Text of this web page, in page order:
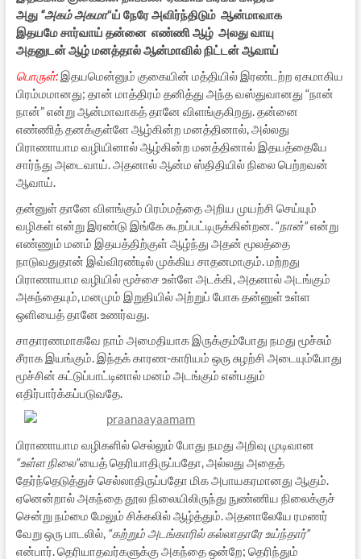
அது “அகம் அகமா“ய் நேரே அவிர்ந்திடும் ஆன்மாவாக
இதயமே சார்வாய் தன்னை எண்ணி ஆழ் அலது வாயு
அதனுடன் ஆழ் மனத்தால் ஆன்மாவில் நிட்டன் ஆவாய்
பொருள்:இதயமென்னும் குகையின் மத்தியில் இரண்டற்ற ஏகமாகிய
பிரம்மமானது; தான் மாத்திரம் தனித்து அந்த வஸ்துவானது “நான்
நான்” என்று ஆன்மாவாகத் தானே விளங்குகிறது. தன்னை
எண்ணித் தனக்குள்ளே ஆழ்கின்ற மனத்தினால், அல்லது
பிராணாயாம வழியினால் ஆழ்கின்ற மனத்தினால் இதயத்தையே
சார்ந்து அடைவாய். அதனால் ஆன்ம ஸ்திதியில் நிலை பெற்றவன்
ஆவாய்.
தன்னுள் தானே விளங்கும் பிரம்மத்தை அறிய முயற்சி செய்யும்
வழிகள் என்று இரண்டு இங்கே கூறப்பட்டிருக்கின்றன. “நான்”என்று
எண்ணும் மனம் இதயத்திற்குள் ஆழ்ந்து அதன் மூலத்தை
நாடுவதுதான் இவ்விரண்டில் முக்கிய சாதனமாகும். மற்றது
பிராணாயாம வழியில் மூச்சை உள்ளே அடக்கி, அதனால் அடங்கும்
அகந்தையும், மனமும் இறுதியில் அற்றுப் போக தன்னுள் உள்ள
ஒளியைத் தானே உணர்வது.
சாதாரணமாகவே நாம் அமைதியாக இருக்கும்போது நமது மூச்சும்
சீராக இயங்கும். இந்தக் காரண-காரியம் ஒரு சுழற்சி அடையும்போது
மூச்சின் கட்டுப்பாட்டினால் மனம் அடங்கும் என்பதும்
எதிர்பார்க்கப்படுவதே.
பிராணாயாம வழிகளில் செல்லும் போது நமது அறிவு முடிவான
“உள்ள நிலை”யைத் தெரியாதிருப்பதோ, அல்லது அதைத்
தேர்ந்தெடுத்துச் செல்லாதிருப்பதோ மிக அபாயகரமானது ஆகும்.
ஏனென்றால் அகந்தை தூல நிலையிலிருந்து நுண்ணிய நிலைக்குச்
சென்று நம்மை மேலும் சிக்கலில் ஆழ்த்தும். அதனாலேயே ரமணர்
வேறு ஒரு பாடலில்,“கற்றும் அடங்காரில் கல்லாதாரே உய்ந்தார்”
என்பார். தெரியாதவர்களுக்கு அகந்தை ஒன்றே; தெரிந்தும்